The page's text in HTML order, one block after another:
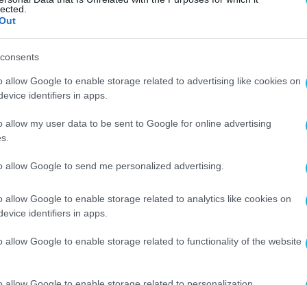
allow Google to enable storage related to advertising like cookies on
identifiers in apps.
allow my user data to be sent to Google for online advertising
allow Google to send me personalized advertising.
allow Google to enable storage related to analytics like cookies on
identifiers in apps.
allow Google to enable storage related to functionality of the website
μέσα σε μόνο 147 λεπτά, κινούμενα με
χιλιομέτρων την ώρα. Ταυτόχρονα τα πάλσαρ
ένα συμπληρώνοντας 44 περιστροφές ανά
μία περιστροφή κάθε 2,8 δευτερόλεπτα. Κάθε
ραδιοκυμάτων φτάνει στη Γη, μεταφέροντας
του).
σε διάφορα μέρη του πλανήτη μας, οι
φτάνουν στη Γη αργότερα του
καμπύλωση του χωροχρόνου των δύο
σε ποσοστό 99,99% από τη θεωρία
της θεωρίας του Αϊνστάιν και θέτει τον
Η γενική σχετικότητα είναι η καλύτερη